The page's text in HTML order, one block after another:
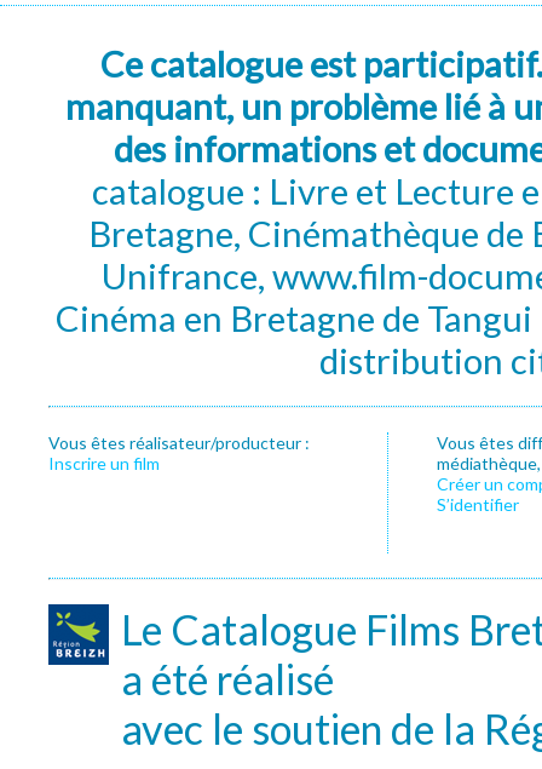
Ce catalogue est
manquant, un problème lié à
des informations et
catalogue : Livre et Lecture
Bretagne, Cinémathèque de
Unifrance, www.film-
Cinéma en Bretagne de
distribution
Vous êtes réalisateur/producteur :
Inscrire un film
Vous êtes
Créer un
S’identifier
Le Catalogue Films
a été réalisé
avec le soutien de la